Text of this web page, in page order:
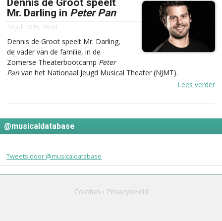
Mr. Darling in Peter Pan
10 juli 2015, 16:04
Dennis de Groot speelt Mr. Darling,
de vader van de familie, in de
Zomerse Theaterbootcamp Peter
Pan van het Nationaal Jeugd Musical Theater (NJMT).
Lees verder
@musicaldatabase
Tweets door @musicaldatabase
Colofon Privacybeleid